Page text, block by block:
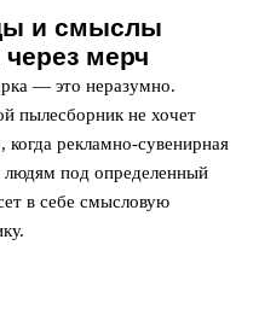
и смыслы
мерч
— это неразумно.
пылесборник не хочет
когда рекламно-сувенирная
людям под определенный
в себе смысловую